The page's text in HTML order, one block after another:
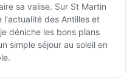
sa valise. Sur St Martin
l'actualité des Antilles et
déniche les bons plans
simple séjour au soleil en